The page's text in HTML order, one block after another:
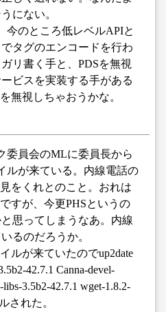
にない。
今のところ低レベルAPIと
タグのエンコードを行わ
リ書く手と、PDSを無視
ビスを実装する手がある
無視しちゃおうかな。
委員会のMLに委員長から
ルが来ている。内線電話の
をくれとのこと。おれは
すが、今更PHSというの
思ってしまうなあ。内線
るのだろうか。
ルが来ていたのでup2date
42.7.1 Canna-devel-
libs-3.5b2-42.7.1 wget-1.8.2-
された。